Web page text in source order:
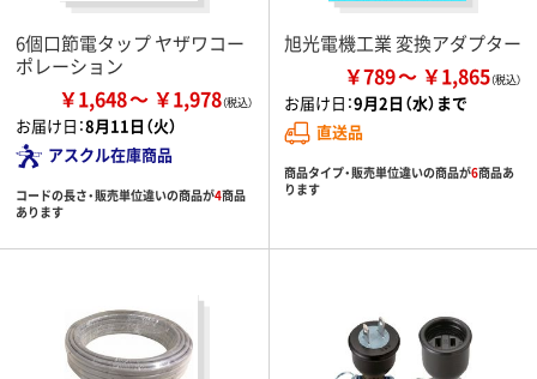
6個口節電タップ ヤザワコー
ポレーション
￥1,648 ￥1,978
お届け日：8月11日（火）
アスクル在庫商品
コードの長さ・販売単位違いの商品が4商品
あります
旭光電機工業 変換アダプター
￥789 ￥1,865
お届け日：9月2日（水）まで
直送品
商品タイプ・販売単位違いの商品が6商品あ
ります